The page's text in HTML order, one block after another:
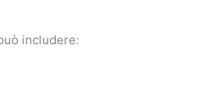
includere: